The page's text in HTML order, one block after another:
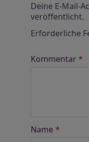
Deine E-Mail-
veröffentlicht.
Erforderliche
Kommentar*
Name *